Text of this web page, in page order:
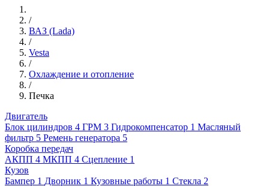
/
ВАЗ (Lada)
/
Vesta
/
Охлаждение и отопление
/
Печка
Двигатель
Блок цилиндров 4 ГРМ 3 Гидрокомпенсатор 1 Масляный
фильтр 5 Ремень генератора 5
Коробка передач
АКПП 4 МКПП 4 Сцепление 1
Кузов
Бампер 1 Дворник 1 Кузовные работы 1 Стекла 2